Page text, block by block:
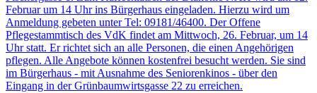
Februar um 14 Uhr ins Bürgerhaus eingeladen. Hierzu wird um
Anmeldung gebeten unter Tel: 09181/46400. Der Offene
Pflegestammtisch des VdK findet am Mittwoch, 26. Februar, um 14
Uhr statt. Er richtet sich an alle Personen, die einen Angehörigen
pflegen. Alle Angebote können kostenfrei besucht werden. Sie sind
im Bürgerhaus - mit Ausnahme des Seniorenkinos - über den
Eingang in der Grünbaumwirtsgasse 22 zu erreichen.